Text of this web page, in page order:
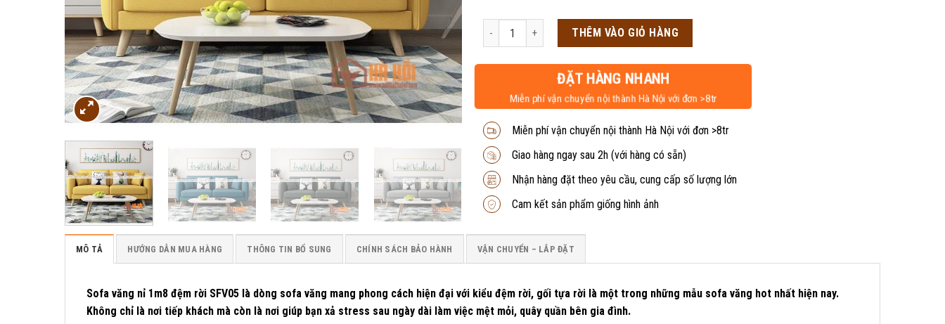
là:
5,000,000₫.
tại
là:
Sofa văng nỉ đệm rời SFV-05 số lượng
THÊM VÀO GIỎ HÀNG
ĐẶT HÀNG NHANH
Miễn phí vận chuyển nội thành Hà Nội với đơn >8tr
Miễn phí vận chuyển nội thành Hà Nội với đơn >8tr
Giao hàng ngay sau 2h (với hàng có sẵn)
Nhận hàng đặt theo yêu cầu, cung cấp số lượng lớn
Cam kết sản phẩm giống hình ảnh
MÔ TẢ HƯỚNG DẪN MUA HÀNG THÔNG TIN BỔ SUNG CHÍNH SÁCH BẢO HÀNH VẬN CHUYỂN – LẮP ĐẶT
Sofa văng nỉ 1m8 đệm rời SFV05 là dòng sofa văng mang phong cách hiện đại với kiểu đệm rời, gối tựa rời là một trong những mẫu sofa văng hot nhất hiện nay.
Không chỉ là nơi tiếp khách mà còn là nơi giúp bạn xả stress sau ngày dài làm việc mệt mỏi, quây quần bên gia đình.